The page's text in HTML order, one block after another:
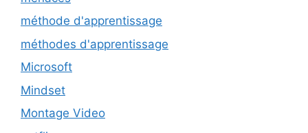
méthode d'apprentissage
méthodes d'apprentissage
Microsoft
Mindset
Montage Video